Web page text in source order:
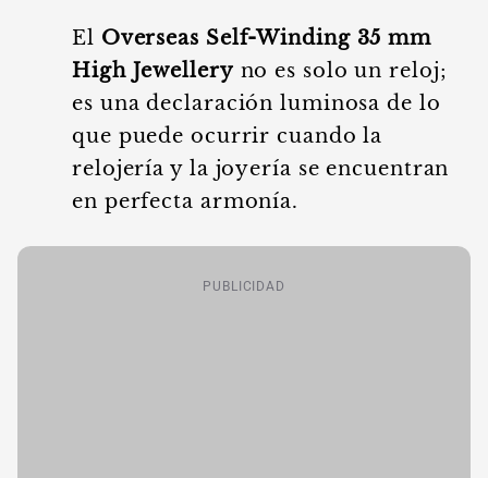
El Overseas Self-Winding 35 mm
High Jewellery no es solo un reloj;
es una declaración luminosa de lo
que puede ocurrir cuando la
relojería y la joyería se encuentran
en perfecta armonía.
PUBLICIDAD